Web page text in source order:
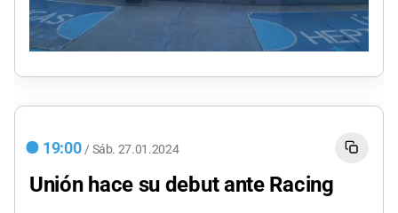
19:00 / Sáb. 27.01.2024
Unión hace su debut ante Racing